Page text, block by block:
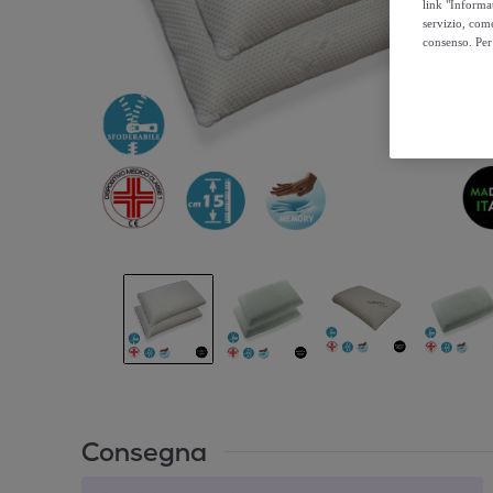
Consegna
link
servizio,
consenso.